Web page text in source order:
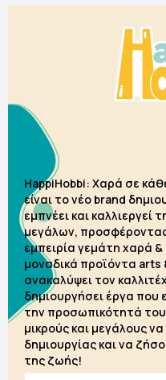
HappiHobbi: Χαρά σε
είναι το νέο brand
εμπνέει και καλλιεργεί
μεγάλων, προσφέροντας
εμπειρία γεμάτη χαρά
μοναδικά προϊόντα arts
ανακαλύψει τον
δημιουργήσει έργα
την προσωπικότητά
μικρούς και μεγάλους
δημιουργίας και να
της ζωής!